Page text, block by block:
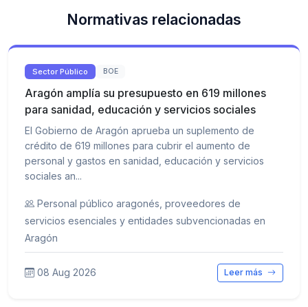
Normativas relacionadas
Sector Público BOE
Aragón amplía su presupuesto en 619 millones
para sanidad, educación y servicios sociales
El Gobierno de Aragón aprueba un suplemento de
crédito de 619 millones para cubrir el aumento de
personal y gastos en sanidad, educación y servicios
sociales an...
Personal público aragonés, proveedores de
servicios esenciales y entidades subvencionadas en
Aragón
08 Aug 2026 Leer más